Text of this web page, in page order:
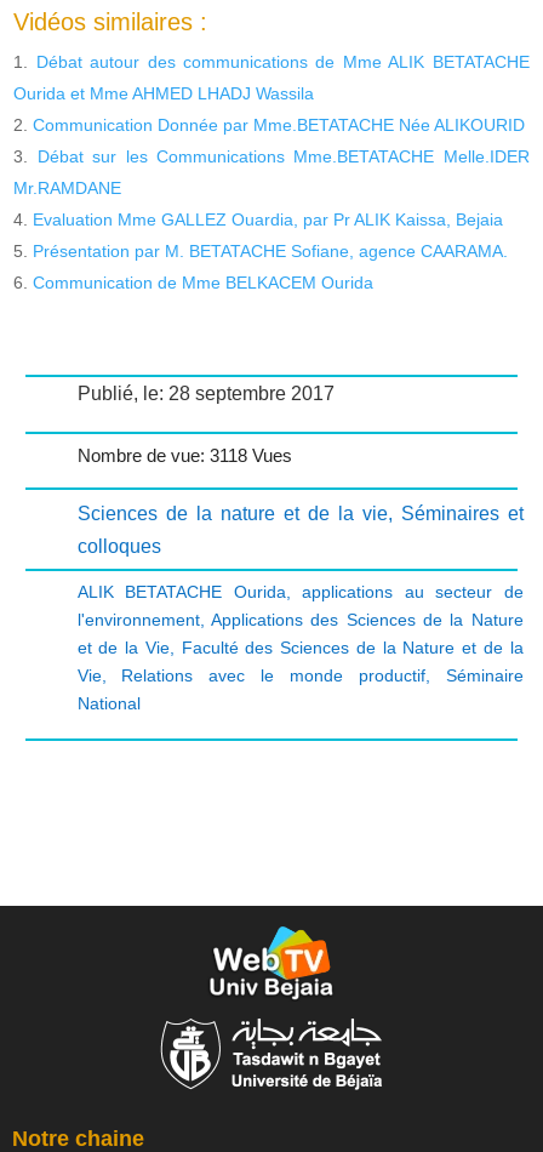
Vidéos similaires :
Débat autour des communications de Mme ALIK BETATACHE
Ourida et Mme AHMED LHADJ Wassila
Communication Donnée par Mme.BETATACHE Née ALIKOURID
Débat sur les Communications Mme.BETATACHE Melle.IDER
Mr.RAMDANE
Evaluation Mme GALLEZ Ouardia, par Pr ALIK Kaissa, Bejaia
Présentation par M. BETATACHE Sofiane, agence CAARAMA.
Communication de Mme BELKACEM Ourida
Publié, le: 28 septembre 2017
Nombre de vue: 3118 Vues
Sciences de la nature et de la vie, Séminaires et
colloques
ALIK BETATACHE Ourida
applications au secteur de
l'environnement, Applications des Sciences de la Nature
et de la Vie, Faculté des Sciences de la Nature et de la
Vie, Relations avec le monde productif, Séminaire
National
Notre chaine